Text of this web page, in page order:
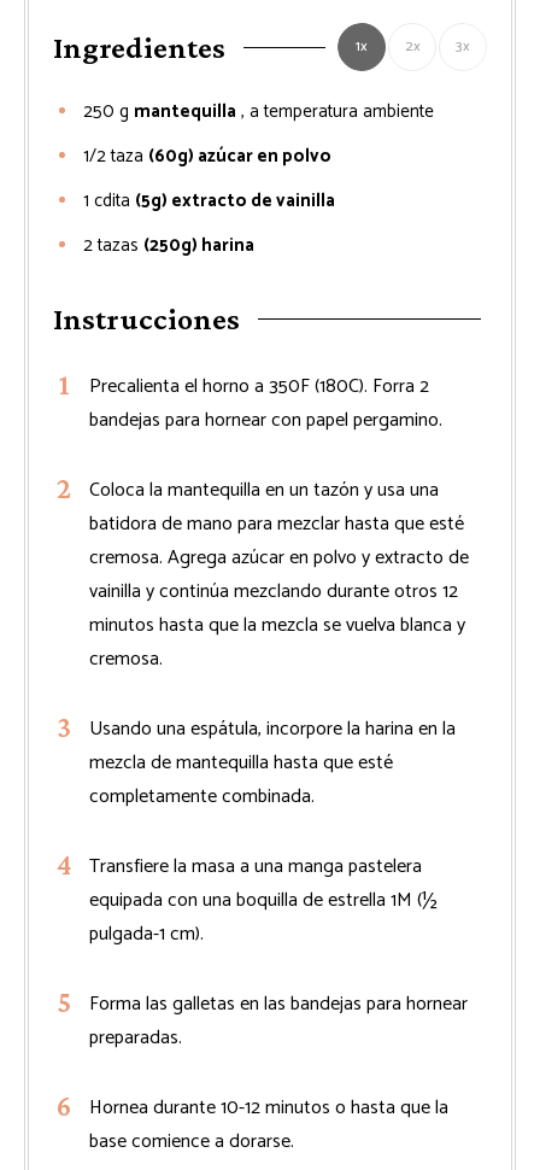
Ingredientes 1x 2x 3x
250 g mantequilla , a temperatura ambiente
1/2taza (60g) azúcar en polvo
1 cdita (5g) extracto de vainilla
2tazas (250g) harina
Instrucciones
Precalienta el horno a 350F (180C). Forra 2
bandejas para hornear con papel pergamino.
Coloca la mantequilla en un tazón y usa una
batidora de mano para mezclar hasta que esté
cremosa. Agrega azúcar en polvo y extracto de
vainilla y continúa mezclando durante otros 12
minutos hasta que la mezcla se vuelva blanca y
cremosa.
Usando una espátula, incorpore la harina en la
mezcla de mantequilla hasta que esté
completamente combinada.
Transfiere la masa a una manga pastelera
equipada con una boquilla de estrella 1M (½
pulgada-1 cm).
Forma las galletas en las bandejas para hornear
preparadas.
Hornea durante 10-12 minutos o hasta que la
base comience a dorarse.